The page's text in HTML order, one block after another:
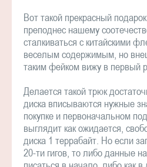
Вот такой прекрасный
преподнес нашему
сталкиваться с китайскими
веселым содержимым, но
таким фейком вижу в первый
Делается такой трюк
диска вписываются нужные
покупке и первоначальном
выглядит как ожидается,
диска 1 террабайт. Но если
20-ти гигов, то либо данные